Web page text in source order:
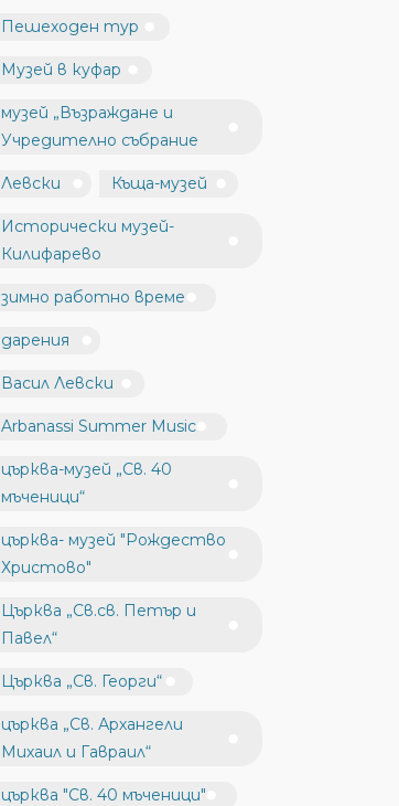
Пешеходен тур
Музей в куфар
музей „Възраждане и
Учредително събрание
Левски Къща-музей
Исторически музей-
Килифарево
зимно работно време
дарения
Васил Левски
Arbanassi Summer Music
църква-музей „Св. 40
мъченици“
църква- музей "Рождество
Христово"
Църква „Св.св. Петър и
Павел“
Църква „Св. Георги“
църква „Св. Архангели
Михаил и Гавраил“
църква "Св. 40 мъченици"